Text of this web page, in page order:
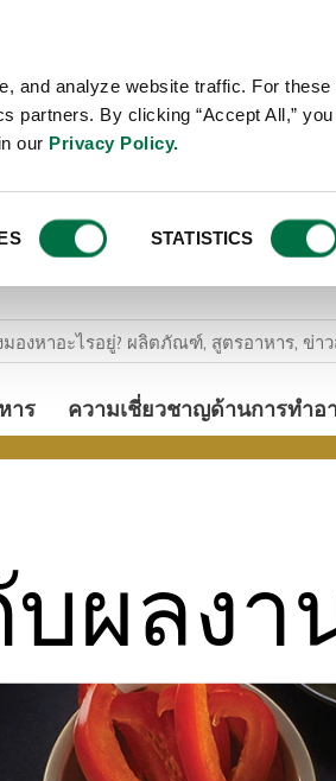
and analyze website traffic. For
partners. By clicking “Accept All,”
our Privacy Policy.
STATISTICS
าร ความเชี่ยวชาญด้านการทำอ
ผลงา